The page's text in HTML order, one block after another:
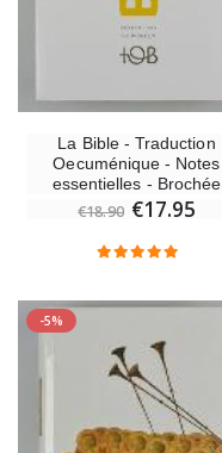
La Bible - Traduction
Oecuménique - Notes
essentielles - Brochée
€18.90 €17.95
-5%